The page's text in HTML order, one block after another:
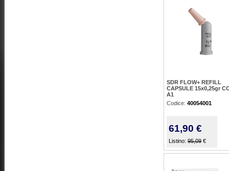
SDR FLOW+ REFILL
CAPSULE 15x0,25gr
A1
Codice: 40054001
61,90 €
Listino: 95,09 €